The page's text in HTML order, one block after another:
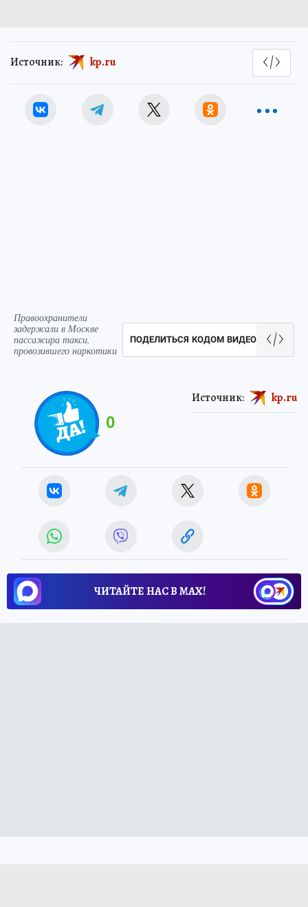
Источник: kp.ru
Правоохранители
задержали в Москве
пассажира такси,
провозившего наркотики
ПОДЕЛИТЬСЯ КОДОМ ВИДЕО
0
Источник: kp.ru
ЧИТАЙТЕ НАС В МАХ!